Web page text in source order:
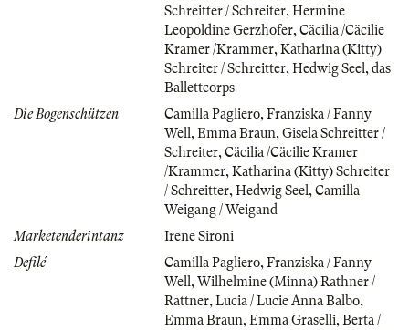
Schreitter / Schreiter, Hermine
Leopoldine Gerzhofer, Cäcilia /Cäcilie
Kramer /Krammer, Katharina (Kitty)
Schreiter / Schreitter, Hedwig Seel , das
Ballettcorps
Die Bogenschützen
Camilla Pagliero, Franziska / Fanny
Well , Emma Braun, Gisela Schreitter /
Schreiter, Cäcilia /Cäcilie Kramer
/Krammer, Katharina (Kitty) Schreiter
/ Schreitter, Hedwig Seel , Camilla
Weigang / Weigand
Marketenderintanz
Irene Sironi
Defilé
Camilla Pagliero, Franziska / Fanny
Well , Wilhelmine (Minna) Rathner /
Rattner, Lucia / Lucie Anna Balbo,
Emma Braun, Emma Graselli, Berta /